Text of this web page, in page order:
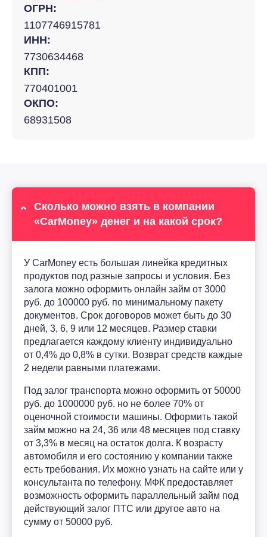
ОГРН:
1107746915781
ИНН:
7730634468
КПП:
770401001
ОКПО:
68931508
Сколько можно взять в компании
«CarMoney» денег и на какой срок?
У CarMoney есть большая линейка кредитных
продуктов под разные запросы и условия. Без
залога можно оформить онлайн займ от 3000
руб. до 100000 руб. по минимальному пакету
документов. Срок договоров может быть до 30
дней, 3, 6, 9 или 12 месяцев. Размер ставки
предлагается каждому клиенту индивидуально
от 0,4% до 0,8% в сутки. Возврат средств каждые
2 недели равными платежами.
Под залог транспорта можно оформить от 50000
руб. до 1000000 руб. но не более 70% от
оценочной стоимости машины. Оформить такой
займ можно на 24, 36 или 48 месяцев под ставку
от 3,3% в месяц на остаток долга. К возрасту
автомобиля и его состоянию у компании также
есть требования. Их можно узнать на сайте или у
консультанта по телефону. МФК предоставляет
возможность оформить параллельный займ под
действующий залог ПТС или другое авто на
сумму от 50000 руб.